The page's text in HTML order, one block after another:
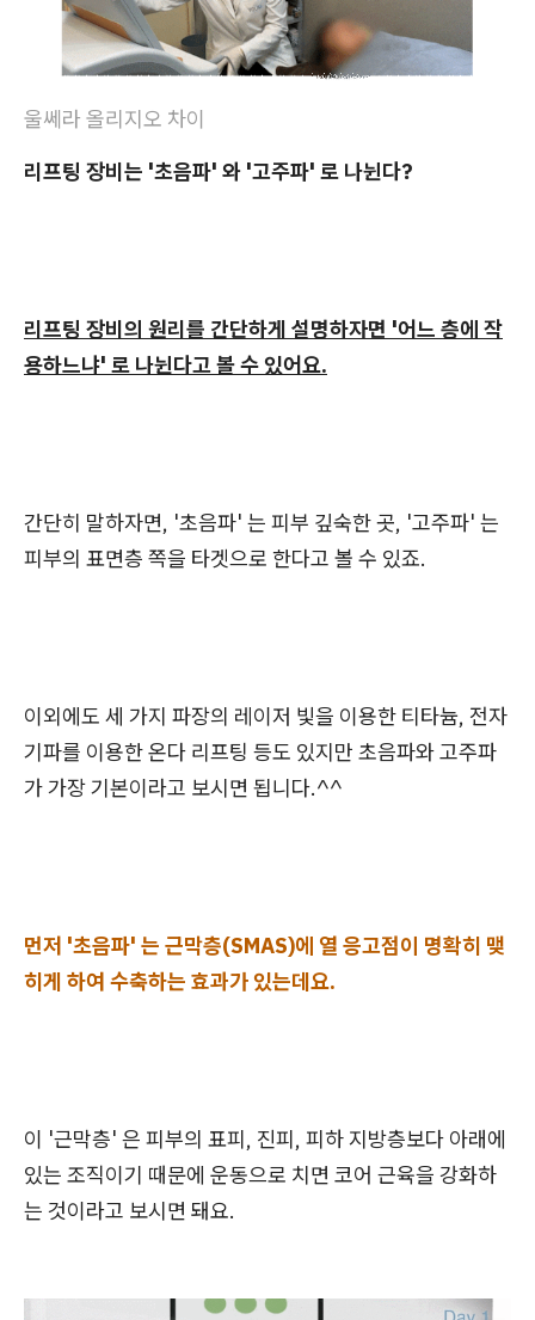
울쎄라 올리지오 차이
리프팅 장비는 '초음파' 와 '고주파' 로 나뉜다?
리프팅 장비의 원리를 간단하게 설명하자면 '어느 층에 작
용하느냐' 로 나뉜다고 볼 수 있어요.
간단히 말하자면, '초음파' 는 피부 깊숙한 곳, '고주파' 는
피부의 표면층 쪽을 타겟으로 한다고 볼 수 있죠.
이외에도 세 가지 파장의 레이저 빛을 이용한 티타늄, 전자
기파를 이용한 온다 리프팅 등도 있지만 초음파와 고주파
가 가장 기본이라고 보시면 됩니다.^^
먼저 '초음파' 는 근막층(SMAS)에 열 응고점이 명확히 맺
히게 하여 수축하는 효과가 있는데요.
이 '근막층' 은 피부의 표피, 진피, 피하 지방층보다 아래에
있는 조직이기 때문에 운동으로 치면 코어 근육을 강화하
는 것이라고 보시면 돼요.